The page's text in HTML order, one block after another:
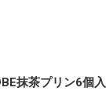
抹茶プリン6個入